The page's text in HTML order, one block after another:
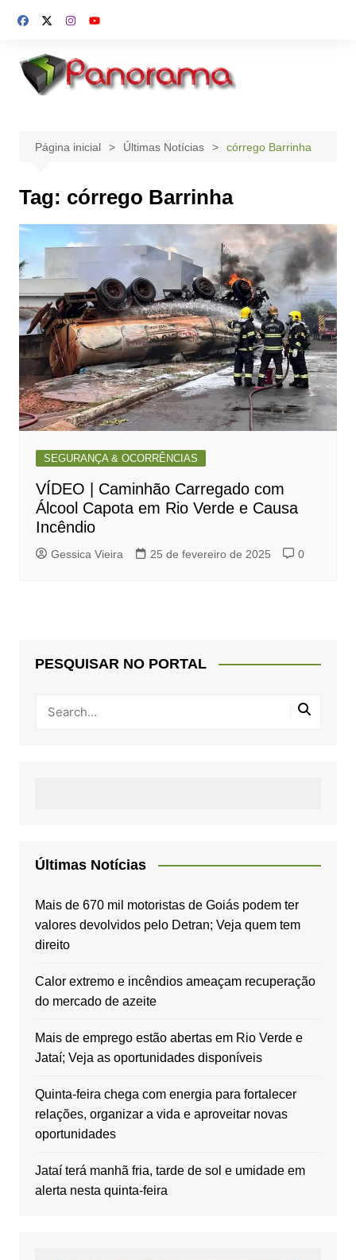
para
conteúdo
Página inicial Últimas Notícias córrego Barrinha
Tag: córrego Barrinha
SEGURANÇA & OCORRÊNCIAS
VÍDEO | Caminhão Carregado com
Álcool Capota em Rio Verde e Causa
Incêndio
Gessica Vieira 25 de fevereiro de 2025 0
PESQUISAR NO PORTAL
Últimas Notícias
Mais de 670 mil motoristas de Goiás podem ter
valores devolvidos pelo Detran; Veja quem tem
direito
Calor extremo e incêndios ameaçam recuperação
do mercado de azeite
Mais de emprego estão abertas em Rio Verde e
Jataí; Veja as oportunidades disponíveis
Quinta-feira chega com energia para fortalecer
relações, organizar a vida e aproveitar novas
oportunidades
Jataí terá manhã fria, tarde de sol e umidade em
alerta nesta quinta-feira